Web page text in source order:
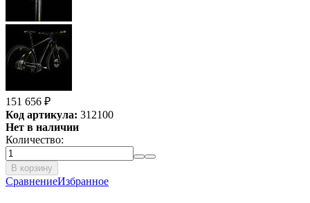
151 656 ₽
Код артикула: 312100
Нет в наличии
Количество:
В корзину
СравнениеИзбранное